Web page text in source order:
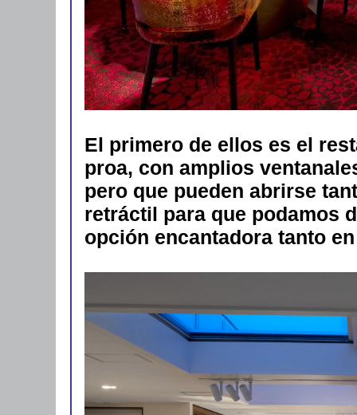
El primero de ellos es el
proa, con amplios
pero que pueden abrirse
retráctil para que podamos
opción encantadora tanto